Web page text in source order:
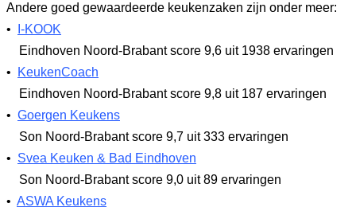
Andere goed gewaardeerde keukenzaken zijn onder meer:
•
I-KOOK
Eindhoven Noord-Brabantscore 9,6 uit 1938 ervaringen
•
KeukenCoach
Eindhoven Noord-Brabantscore 9,8 uit 187 ervaringen
• Goergen Keukens
Son Noord-Brabantscore 9,7 uit 333 ervaringen
• Svea Keuken & Bad Eindhoven
Son Noord-Brabantscore 9,0 uit 89 ervaringen
• ASWA Keukens